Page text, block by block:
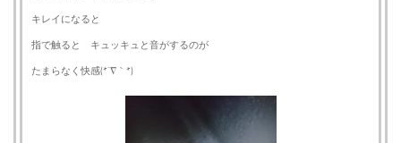
キレイになると
指で触ると キュッキュと音がするのが
たまらなく快感(*´∇｀*)